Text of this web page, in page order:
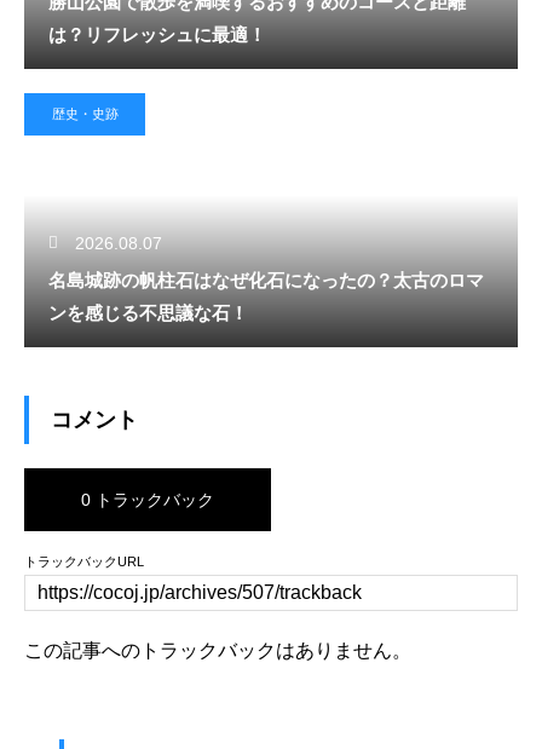
は？リフレッシュに最適！
歴史・史跡
2026.08.07
名島城跡の帆柱石はなぜ化石になったの？太古のロマ
ンを感じる不思議な石！
コメント
0 トラックバック
トラックバックURL
この記事へのトラックバックはありません。